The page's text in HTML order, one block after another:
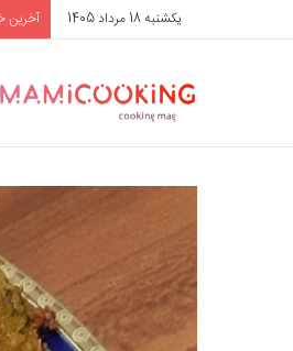
یکشنبه 18 مرداد 1405 آخرین